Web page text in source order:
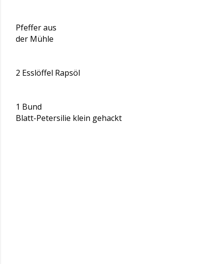
Pfeffer aus
der Mühle
2 Esslöffel Rapsöl
1 Bund
Blatt-Petersilie klein gehackt